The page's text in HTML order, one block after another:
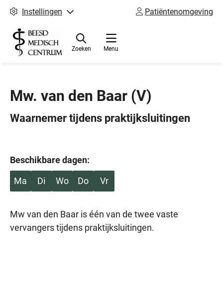
Instellingen Patiëntenomgeving
Menu
Zoeken
Mw. van den Baar (V)
Waarnemer tijdens praktijksluitingen
Beschikbare dagen:
Ma
Di Wo Do Vr
Mw van den Baar is één van de twee vaste
vervangers tijdens praktijksluitingen.